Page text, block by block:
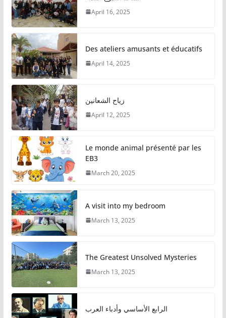
April 16, 2025
Des ateliers amusants et éducatifs
April 14, 2025
زياح الشعانين
April 12, 2025
Le monde animal présenté par les
EB3
March 20, 2025
A visit into my bedroom
March 13, 2025
The Greatest Unsolved Mysteries
March 13, 2025
الرابع الأساسي وأدباء العرب